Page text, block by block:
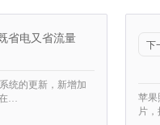
省电又省流量
统的更新，新增加
…
下
苹果
片